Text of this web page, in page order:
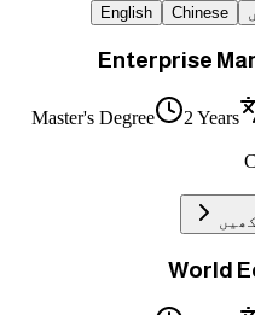
Chinese
English
Enterprise
Master's Degree 2 Years
World